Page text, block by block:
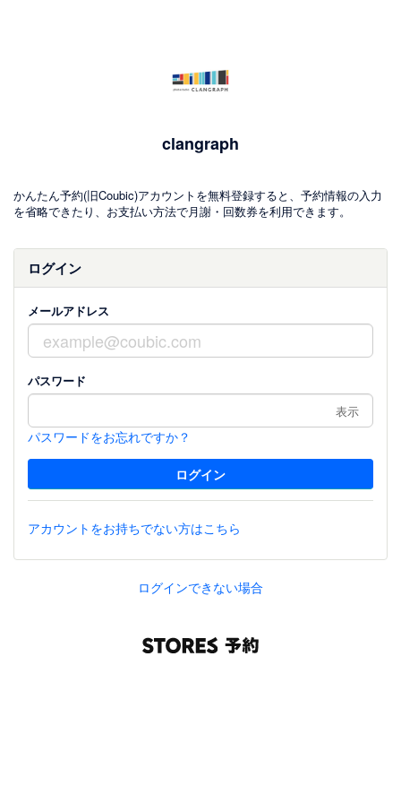
clangraph
かんたん予約(旧Coubic)アカウントを無料登録すると、予約情報の入力
を省略できたり、お支払い方法で月謝・回数券を利用できます。
ログイン
メールアドレス
パスワード
表示
パスワードをお忘れですか？
アカウントをお持ちでない方はこちら
ログインできない場合